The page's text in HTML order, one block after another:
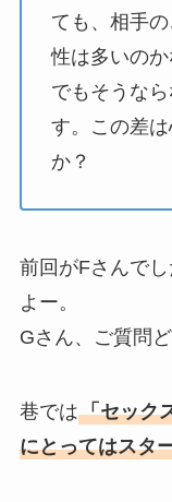
ても、相手
性は多いのか
でもそうな
す。この差
か？
前回がFさんで
よー。
Gさん、ご質問
巷では「セック
にとってはスタ